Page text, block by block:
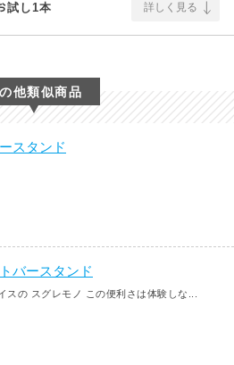
し1本 詳しく見る
他類似商品
スタンド
バースタンド
スの スグレモノ この便利さは体験しな...